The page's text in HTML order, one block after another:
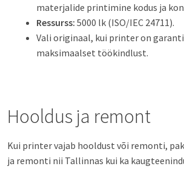
materjalide printimine kodus ja
Ressurss: 5000 lk (ISO/IEC 24711).
Vali originaal, kui printer on
maksimaalset töökindlust.
Hooldus ja remont
Kui printer vajab hooldust või remonti,
ja remonti nii Tallinnas kui ka